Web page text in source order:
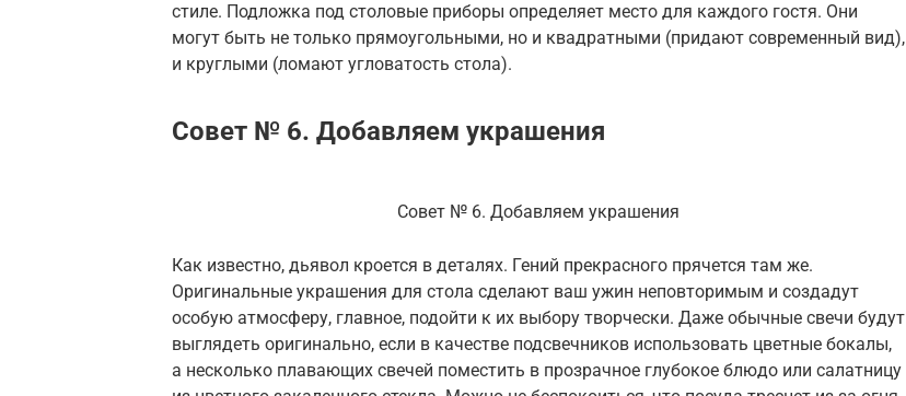
стиле. Подложка под столовые приборы определяет место для каждого гостя. Они
могут быть не только прямоугольными, но и квадратными (придают современный вид),
и круглыми (ломают угловатость стола).
Совет № 6. Добавляем украшения
Совет № 6. Добавляем украшения
Как известно, дьявол кроется в деталях. Гений прекрасного прячется там же.
Оригинальные украшения для стола сделают ваш ужин неповторимым и создадут
особую атмосферу, главное, подойти к их выбору творчески. Даже обычные свечи будут
выглядеть оригинально, если в качестве подсвечников использовать цветные бокалы,
а несколько плавающих свечей поместить в прозрачное глубокое блюдо или салатницу